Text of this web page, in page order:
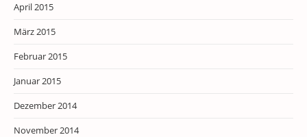
April 2015
März 2015
Februar 2015
Januar 2015
Dezember 2014
November 2014